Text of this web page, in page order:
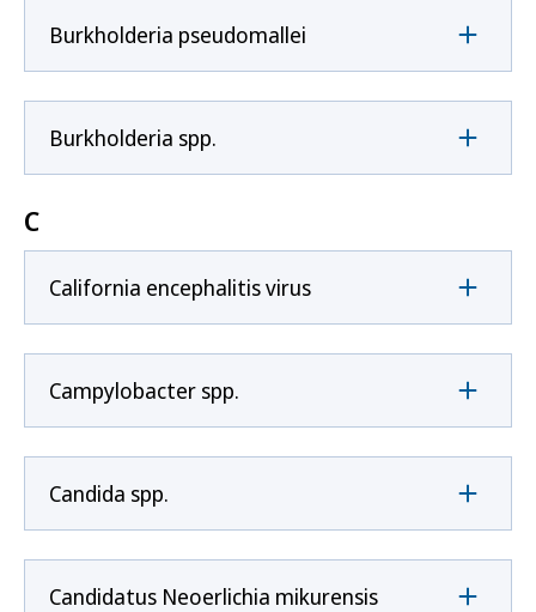
Burkholderia pseudomallei
Burkholderia spp.
C
California encephalitis virus
Campylobacter spp.
Candida spp.
Candidatus Neoerlichia mikurensis